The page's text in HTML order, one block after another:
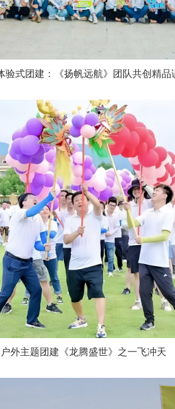
验式团建：《扬帆远航》团队共创精品
户外主题团建《龙腾盛世》之一飞冲天